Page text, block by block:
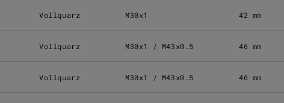
Vollquarz M30x1 42 mm
Vollquarz M30x1 / M43x0.5 46 mm
Vollquarz M30x1 / M43x0.5 46 mm